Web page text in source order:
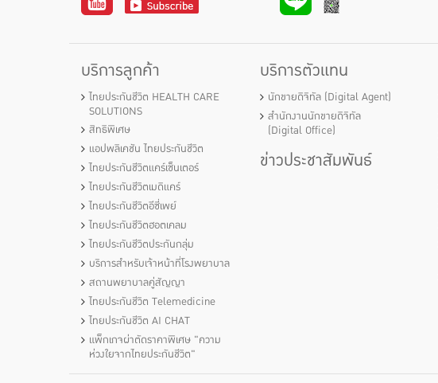
บริการลูกค้า
ไทยประกันชีวิต HEALTH CARE
SOLUTIONS
สิทธิพิเศษ
แอปพลิเคชัน ไทยประกันชีวิต
ไทยประกันชีวิตแคร์เซ็นเตอร์
ไทยประกันชีวิตเมดิแคร์
ไทยประกันชีวิตอีซี่เพย์
ไทยประกันชีวิตฮอตเคลม
ไทยประกันชีวิตประกันกลุ่ม
บริการสำหรับเจ้าหน้าที่โรงพยาบาล
สถานพยาบาลคู่สัญญา
ไทยประกันชีวิต Telemedicine
ไทยประกันชีวิต AI CHAT
แพ็กเกจผ่าตัดราคาพิเศษ "ความ
ห่วงใยจากไทยประกันชีวิต"
บริการตัวแทน
นักขายดิจิทัล (Digital Agent)
สำนักงานนักขายดิจิทัล
(Digital Office)
ข่าวประชาสัมพันธ์